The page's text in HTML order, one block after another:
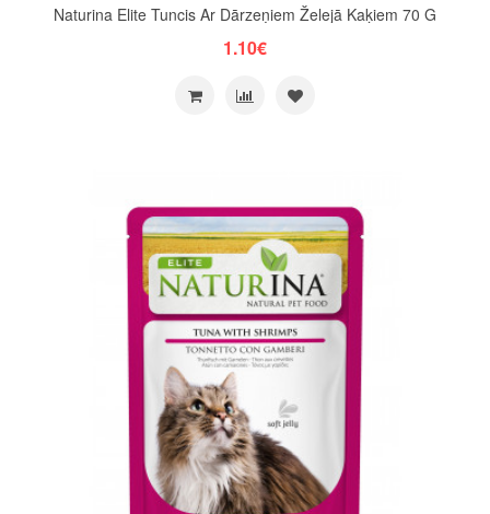
Naturina Elite Tuncis Ar Dārzeņiem Želejā Kaķiem 70 G
1.10€